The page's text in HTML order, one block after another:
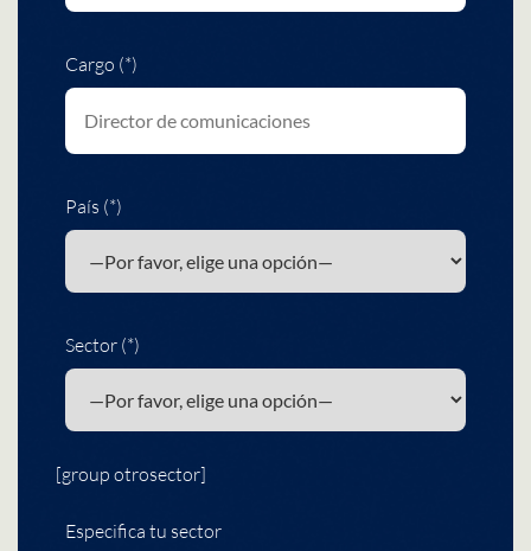
Cargo (*)
País (*)
Sector (*)
[group otrosector]
Especifica tu sector